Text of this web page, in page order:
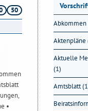
50
•
Abkommen
Aktenpläne
Aktuelle
(1)
Amtsblatt